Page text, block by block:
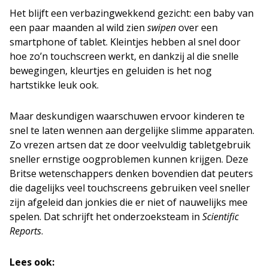
Het blijft een verbazingwekkend gezicht: een baby van
een paar maanden al wild zien swipenover een
smartphone of tablet. Kleintjes hebben al snel door
hoe zo’n touchscreen werkt, en dankzij al die snelle
bewegingen, kleurtjes en geluiden is het nog
hartstikke leuk ook.
Maar deskundigen waarschuwen ervoor kinderen te
snel te laten wennen aan dergelijke slimme apparaten.
Zo vrezen artsen dat ze door veelvuldig tabletgebruik
sneller ernstige oogproblemen kunnen krijgen. Deze
Britse wetenschappers denken bovendien dat peuters
die dagelijks veel touchscreens gebruiken veel sneller
zijn afgeleid dan jonkies die er niet of nauwelijks mee
spelen. Dat schrijft het onderzoeksteam in Scientific
Reports.
Lees ook: